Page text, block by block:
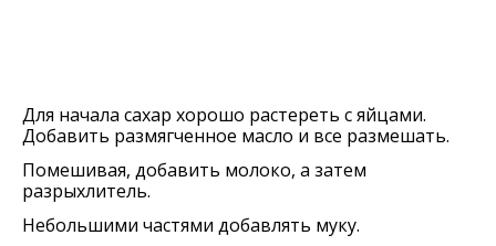
Для начала сахар хорошо растереть с яйцами.
Добавить размягченное масло и все размешать.
Помешивая, добавить молоко, а затем
разрыхлитель.
Небольшими частями добавлять муку.